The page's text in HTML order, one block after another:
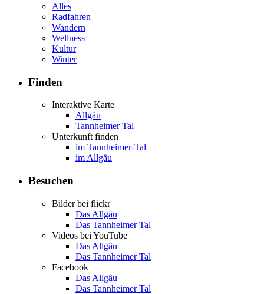
Alles
Radfahren
Wandern
Wellness
Kultur
Winter
Finden
Interaktive Karte
Allgäu
Tannheimer Tal
Unterkunft finden
im Tannheimer-Tal
im Allgäu
Besuchen
Bilder bei flickr
Das Allgäu
Das Tannheimer Tal
Videos bei YouTube
Das Allgäu
Das Tannheimer Tal
Facebook
Das Allgäu
Das Tannheimer Tal